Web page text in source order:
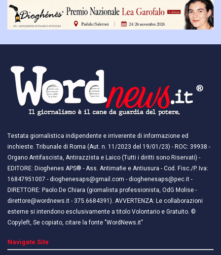
Testata giornalistica indipendente e irriverente di informazione ed
inchieste. Tribunale di Roma (Aut. n. 11/2023 del 19/01/23) - ROC: 39938 -
Organo Antifascista, Antirazzista e Laico (Tutti i diritti sono Riservati) -
EDITORE: Dioghenes APS® - Ass. Antimafie e Antiusura - Cod. Fisc./P. Iva:
16847951007 - dioghenesaps@gmail.com - dioghenesaps@pec.it - ​​
DIRETTORE: Paolo De Chiara (giornalista professionista, OdG Molise -
direttore@wordnews.it - ​​375.6684391). AVVERTENZA: Le collaborazioni
esterne si intendono esclusivamente a titolo Volontario e Gratuito. ©
Copyleft, Se copiato, citare la fonte "WordNews.it"
Navigate Site